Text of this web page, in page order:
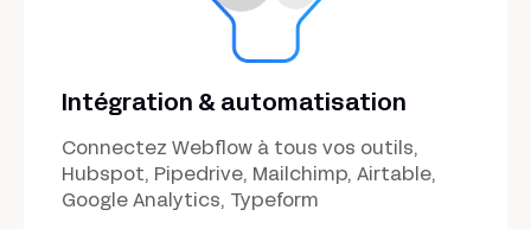
Intégration & automatisation
Connectez Webflow à tous vos outils,
Hubspot, Pipedrive, Mailchimp, Airtable,
Google Analytics, Typeform